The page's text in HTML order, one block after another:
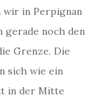
wir in Perpignan
gerade noch den
Grenze. Die
sich wie ein
in der Mitte